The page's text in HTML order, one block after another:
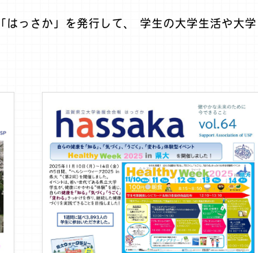
はっさか」を発行して、 学生の大学生活や大学